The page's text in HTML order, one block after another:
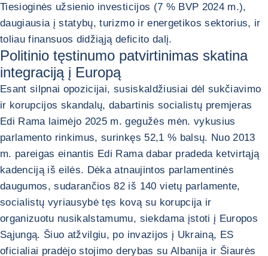
Tiesioginės užsienio investicijos (7 % BVP 2024 m.),
daugiausia į statybų, turizmo ir energetikos sektorius, ir
toliau finansuos didžiąją deficito dalį.
Politinio tęstinumo patvirtinimas skatina
integraciją į Europą
Esant silpnai opozicijai, susiskaldžiusiai dėl sukčiavimo
ir korupcijos skandalų, dabartinis socialistų premjeras
Edi Rama laimėjo 2025 m. gegužės mėn. vykusius
parlamento rinkimus, surinkęs 52,1 % balsų. Nuo 2013
m. pareigas einantis Edi Rama dabar pradeda ketvirtąją
kadenciją iš eilės. Dėka atnaujintos parlamentinės
daugumos, sudarančios 82 iš 140 vietų parlamente,
socialistų vyriausybė tęs kovą su korupcija ir
organizuotu nusikalstamumu, siekdama įstoti į Europos
Sąjungą. Šiuo atžvilgiu, po invazijos į Ukrainą, ES
oficialiai pradėjo stojimo derybas su Albanija ir Šiaurės